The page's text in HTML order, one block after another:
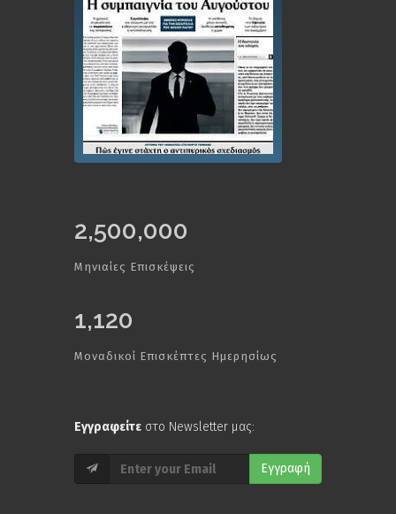
2,500,000
Μηνιαίες Επισκέψεις
1,120
Μοναδικοί Επισκέπτες Ημερησίως
Εγγραφείτε στο Newsletter μας:
Εγγραφή